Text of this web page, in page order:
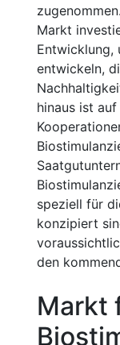
Markt
Entwicklung,
entwickeln,
hinaus ist
speziell für
konzipiert
den
Markt